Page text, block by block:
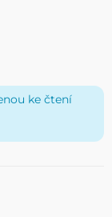
ke čtení